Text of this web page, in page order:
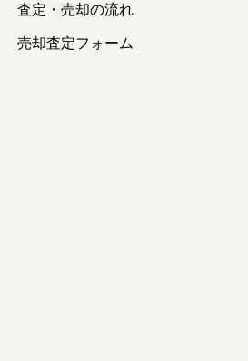
査定・売却の流れ
売却査定フォーム